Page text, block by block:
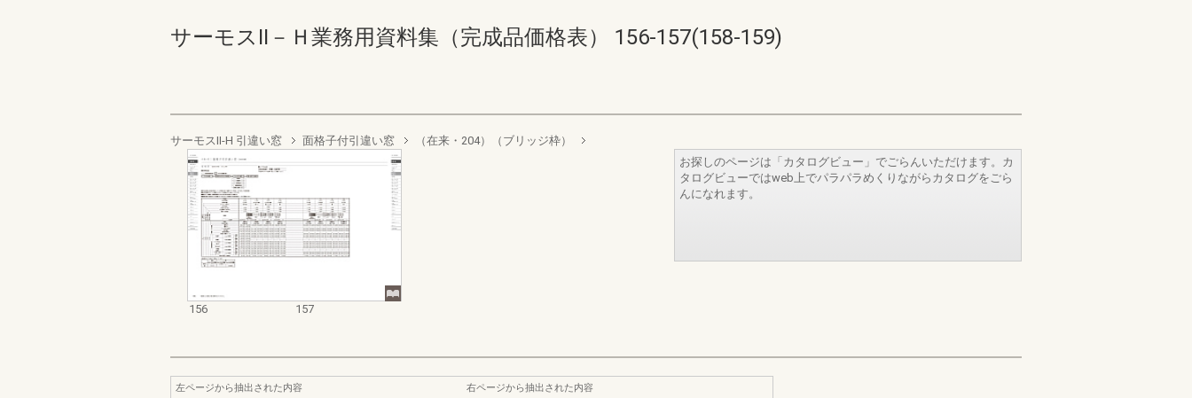
サーモスⅡ－Ｈ業務用資料集（完成品価格表） 156-157(158-159)
サーモスII-H 引違い窓 面格子付引違い窓 （在来・204）（ブリッジ枠）
156 157
お探しのページは「カタログビュー」でごらんいただけます。カ
タログビューではweb上でパラパラめくりながらカタログをごら
んになれます。
左ページから抽出された内容
右ページから抽出された内容